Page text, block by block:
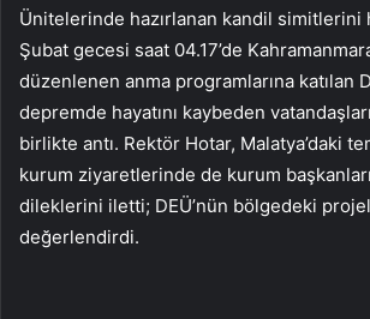
Ünitelerinde hazırlanan kandil simitlerini
Şubat gecesi saat 04.17’de
düzenlenen anma programlarına katılan
depremde hayatını kaybeden
birlikte antı. Rektör Hotar, Malatya’daki
kurum ziyaretlerinde de kurum
dileklerini iletti; DEÜ’nün bölgedeki
değerlendirdi.